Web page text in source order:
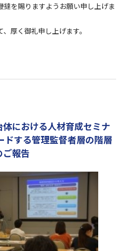
を賜りますようお願い申し上げま
厚く御礼申し上げます。
体における人材育成セミナ
ドする管理監督者層の階層
報告